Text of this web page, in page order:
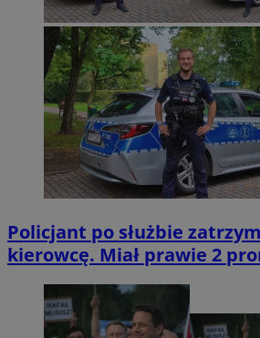
Policjant po służbie
kierowcę. Miał prawie 2